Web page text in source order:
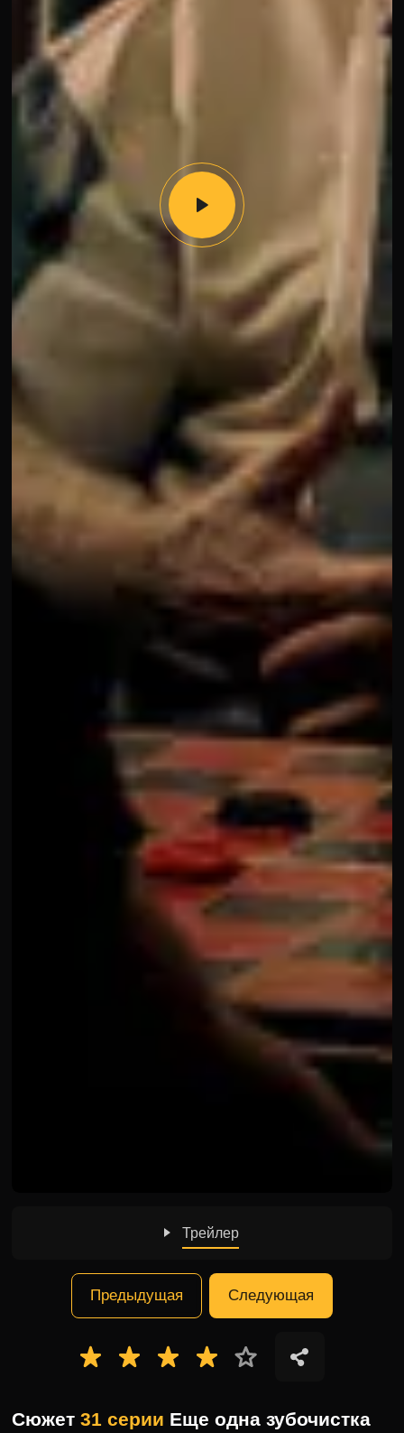
Трейлер
Предыдущая Следующая
Сюжет31 серии Еще одна зубочистка